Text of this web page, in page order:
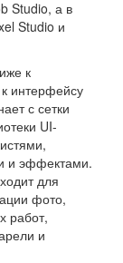
Studio, а в
Studio и
к
интерфейсу
с сетки
UI-
и эффектами.
для
фото,
работ,
и